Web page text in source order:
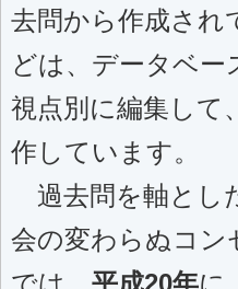
去問から作成され
どは、データベー
視点別に編集して
作しています。
過去問を軸とし
会の変わらぬコン